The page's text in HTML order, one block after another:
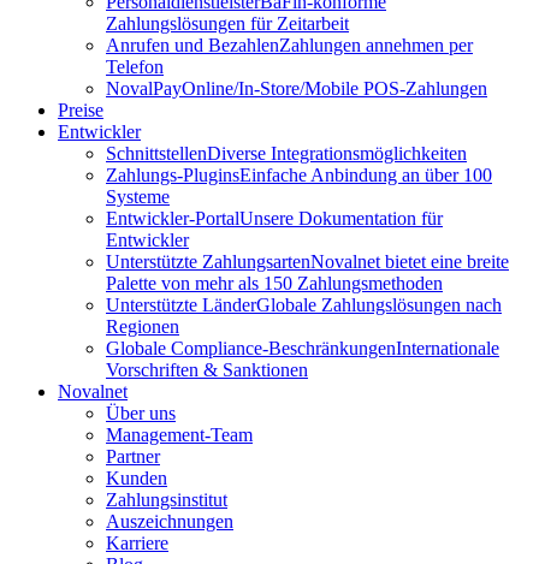
Zahlungslösungen für Zeitarbeit
Anrufen und BezahlenZahlungen annehmen per
Telefon
NovalPayOnline/In-Store/Mobile POS-Zahlungen
Preise
Entwickler
SchnittstellenDiverse Integrationsmöglichkeiten
Zahlungs-PluginsEinfache Anbindung an über 100
Systeme
Entwickler-PortalUnsere Dokumentation für
Entwickler
Unterstützte ZahlungsartenNovalnet bietet eine breite
Palette von mehr als 150 Zahlungsmethoden
Unterstützte LänderGlobale Zahlungslösungen nach
Regionen
Globale Compliance-BeschränkungenInternationale
Vorschriften & Sanktionen
Novalnet
Über uns
Management-Team
Partner
Kunden
Zahlungsinstitut
Auszeichnungen
Karriere